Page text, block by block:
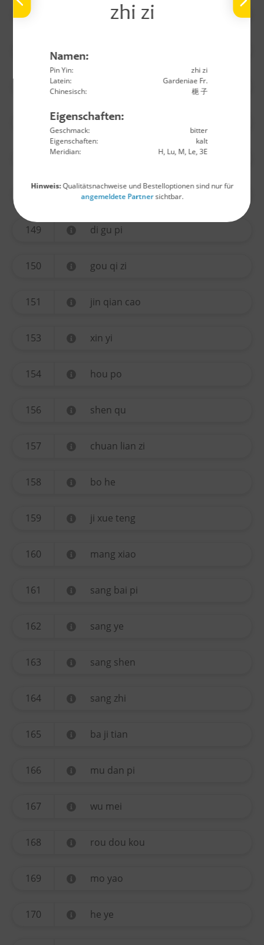
zhi zi
Namen:
Pin Yin:
zhi zi
Latein:
Gardeniae Fr.
Chinesisch:
梔 子
Eigenschaften:
Geschmack:
bitter
Eigenschaften:
kalt
Meridian:
H, Lu, M, Le, 3E
Hinweis:Qualitätsnachweise und Bestelloptionen sind nur für
angemeldete Partnersichtbar.
140 wu yao
long yan rou
sang ji sheng
149 di gu pi
150 gou qi zi
151 jin qian cao
153 xin yi
154 hou po
156 shen qu
157 chuan lian zi
158 bo he
159 ji xue teng
160 mang xiao
161 sang bai pi
162 sang ye
163 sang shen
164 sang zhi
165 ba ji tian
166 mu dan pi
167 wu mei
168 rou dou kou
169 mo yao
170 he ye